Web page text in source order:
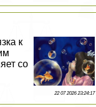
к
со
22 07 2026 23:24:17